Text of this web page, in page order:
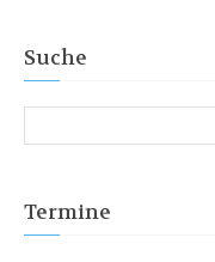
Suche
Termine